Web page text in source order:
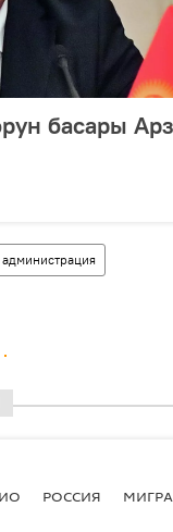
басары
администрация
РОССИЯ